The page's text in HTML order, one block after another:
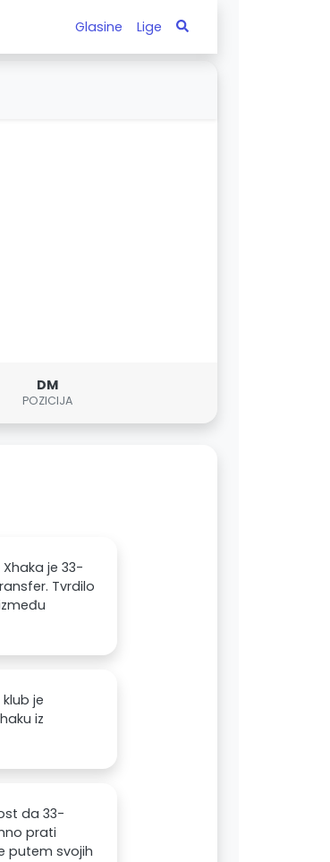
Glasine Lige
DM
POZICIJA
je 33-
Tvrdilo
je
iz
da 33-
prati
putem svojih